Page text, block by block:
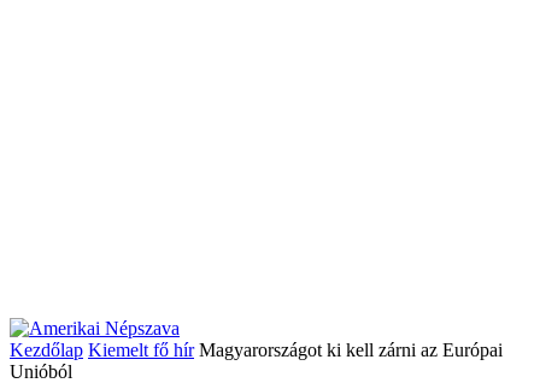
Kezdőlap Kiemelt fő hír Magyarországot ki kell zárni az Európai
Unióból